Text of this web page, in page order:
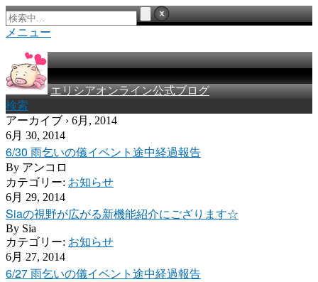
メニュー
エリシアオンライン公式ブログ
検索
アーカイブ › 6月, 2014
6月 30, 2014
6/30 雨乞いの儀イベント途中経過報告
By アンコロ
カテゴリー: お知らせ
6月 29, 2014
Siaの視野が広がる新機能紹介にござります☆
By Sia
カテゴリー: お知らせ
6月 27, 2014
6/27 雨乞いの儀イベント途中経過報告